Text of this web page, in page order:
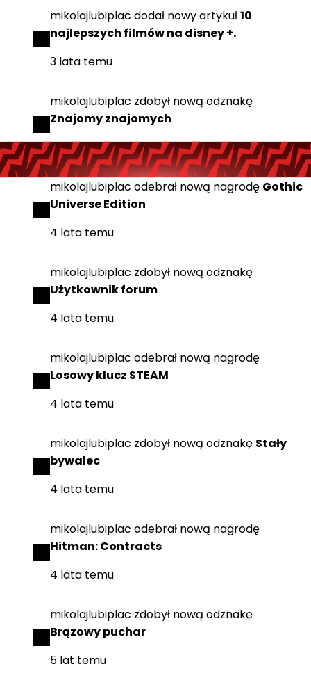
mikolajlubiplac dodał nowy artykuł10
najlepszych filmów na disney +.
3 lata temu
mikolajlubiplac zdobył nową odznakę
Znajomy znajomych
4 lata temu
mikolajlubiplac odebrał nową nagrodę Gothic
Universe Edition
4 lata temu
mikolajlubiplac zdobył nową odznakę
Użytkownik forum
4 lata temu
mikolajlubiplac odebrał nową nagrodę
Losowy klucz STEAM
4 lata temu
mikolajlubiplac zdobył nową odznakę Stały
bywalec
4 lata temu
mikolajlubiplac odebrał nową nagrodę
Hitman: Contracts
4 lata temu
mikolajlubiplac zdobył nową odznakę
Brązowy puchar
5 lat temu